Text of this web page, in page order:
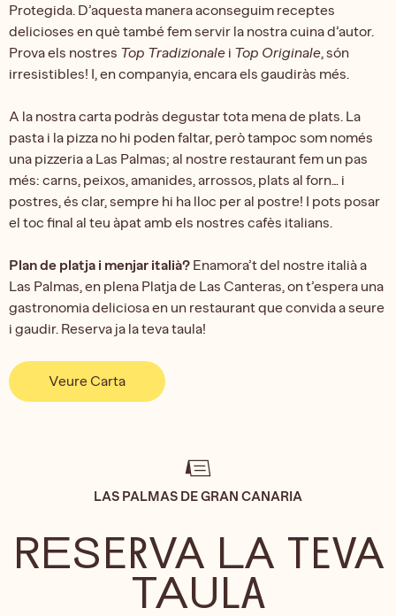
Protegida. D’aquesta manera aconseguim receptes
delicioses en què també fem servir la nostra cuina d’autor.
Prova els nostres Top Tradizionale i Top Originale, són
irresistibles! I, en companyia, encara els gaudiràs més.
A la nostra carta podràs degustar tota mena de plats. La
pasta i la pizza no hi poden faltar, però tampoc som només
una pizzeria a Las Palmas; al nostre restaurant fem un pas
més: carns, peixos, amanides, arrossos, plats al forn… i
postres, és clar, sempre hi ha lloc per al postre! I pots posar
el toc final al teu àpat amb els nostres cafès italians.
Plan de platja i menjar italià? Enamora’t del nostre italià a
Las Palmas, en plena Platja de Las Canteras, on t’espera una
gastronomia deliciosa en un restaurant que convida a seure
i gaudir. Reserva ja la teva taula!
Veure Carta
LAS PALMAS DE GRAN CANARIA
RESERVA LA TEVA
TAULA